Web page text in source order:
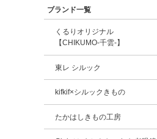
ブランド一覧
くるりオリジナル
【CHIKUMO-千雲-】
東レ シルック
kifkif×シルックきもの
たかはしきもの工房